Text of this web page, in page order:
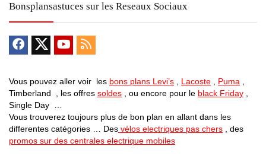
Bonsplansastuces sur les Reseaux Sociaux
Vous pouvez aller voir les bons plans Levi’s Lacoste Puma
Timberland , les offres soldes , ou encore pour le black Friday
Single Day …
Vous trouverez toujours plus de bon plan en allant dans les
differentes catégories … Des vélos electriques pas chers , des
promos sur des centrales electrique mobiles